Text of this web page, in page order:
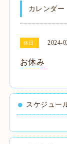
カレンダー
休日 2024-
お休み
スケジュー